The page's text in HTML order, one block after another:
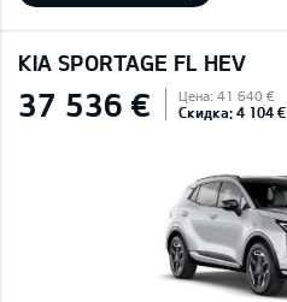
KIA SPORTAGE FL HEV
37 536 € Цена: 41 640 €
Скидка: 4 104 €